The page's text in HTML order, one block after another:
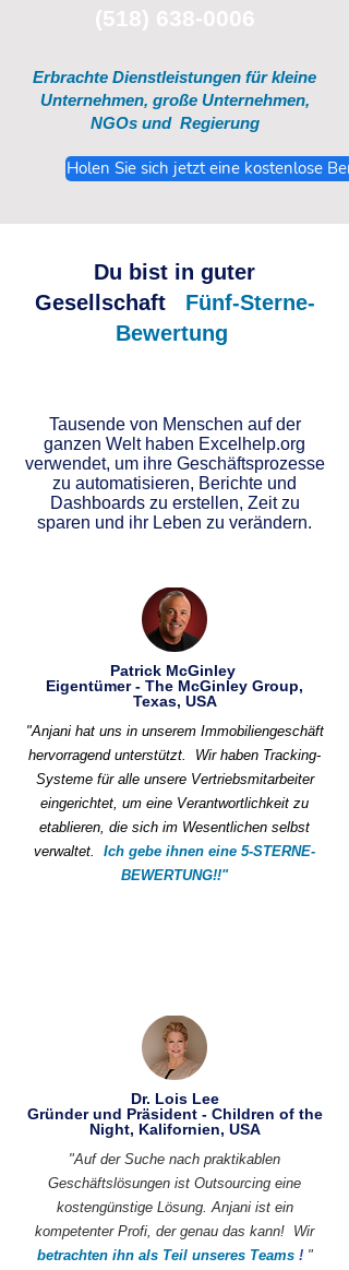
(518) 638-0006
Erbrachte Dienstleistungen für kleine
Unternehmen, große Unternehmen,
NGOs und Regierung
Holen Sie sich jetzt eine kostenlose
Du bist in guter
Gesellschaft
Fünf-Sterne-
Bewertung
Tausende von Menschen auf der
ganzen Welt haben Excelhelp.org
verwendet, um ihre Geschäftsprozesse
zu automatisieren, Berichte und
Dashboards zu erstellen, Zeit zu
sparen und ihr Leben zu verändern.
Patrick McGinley
Eigentümer - The McGinley Group,
Texas, USA
"Anjani hat uns in unserem Immobiliengeschäft
hervorragend unterstützt.
Wir haben Tracking-
Systeme für alle unsere Vertriebsmitarbeiter
eingerichtet, um eine Verantwortlichkeit zu
etablieren, die sich im Wesentlichen selbst
verwaltet.
Ich gebe ihnen eine 5-STERNE-
BEWERTUNG!!"
Dr. Lois Lee
Gründer und Präsident - Children of the
Night, Kalifornien, USA
"Auf der Suche nach praktikablen
Geschäftslösungen ist Outsourcing eine
kostengünstige Lösung. Anjani ist ein
kompetenter Profi, der genau das kann! Wir
betrachten ihn als Teil unseres Teams ! "